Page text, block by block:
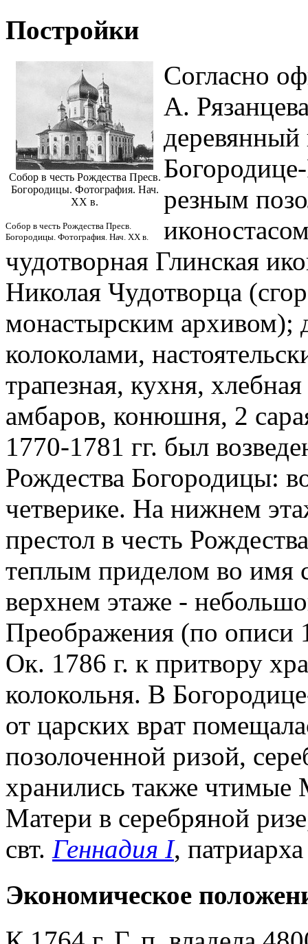
Постройки
Собор в честь Рождества Пресв.
Богородицы. Фотография. Нач.
ХХ в.
Собор в честь Рождества Пресв.
Богородицы. Фотография. Нач. ХХ в.
Согласно
А.
резным
чудотворная Глинская
Николая Чудотворца
монастырским архивом);
колоколами,
трапезная, кухня,
амбаров, конюшня, 2
1770-1781 гг. был
Рождества Богородицы:
четверике. На нижнем
престол в честь
теплым приделом во имя
верхнем этаже -
Преображения (по описи
Ок. 1786 г. к притвору
колокольня. В
от царских врат
позолоченной ризой,
хранились также чтимые
Матери в серебряной
свт. Геннадия I,
Экономическое